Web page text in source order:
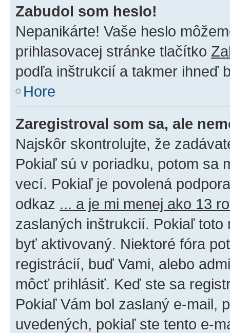
Zabudol som heslo!
Nepanikárte! Vaše heslo
prihlasovacej stránke tlačítko
podľa inštrukcií a takmer ihneď
Hore
Zaregistroval som sa, ale
Najskôr skontrolujte, že
Pokiaľ sú v poriadku, potom sa
vecí. Pokiaľ je povolená
odkaz ... a je mi menej ako 13
zaslaných inštrukcií. Pokiaľ
byť aktivovaný. Niektoré fóra
registrácií, buď Vami, alebo
môcť prihlásiť. Keď ste sa
Pokiaľ Vám bol zaslaný e-mail,
uvedených, pokiaľ ste tento e-